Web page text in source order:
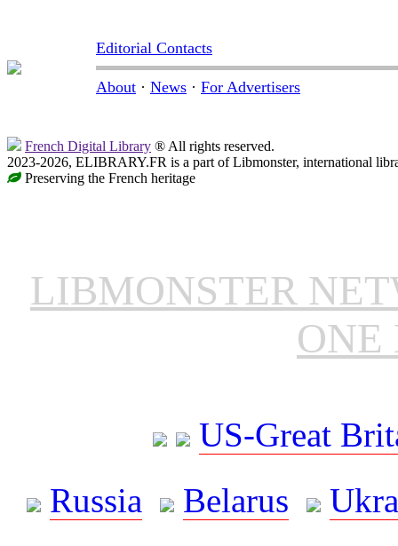
Editorial Contacts
About · News · For Advertisers
French Digital Library ® All rights reserved.
2023-2026, ELIBRARY.FR is a part of Libmonster, international
Preserving the French heritage
LIBMONSTER
ONE
US-Great
Russia
Belarus